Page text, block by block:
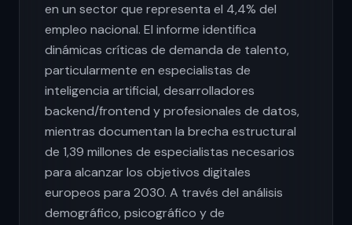
en un sector que representa el 4,4% del
empleo nacional. El informe identifica
dinámicas críticas de demanda de talento,
particularmente en especialistas de
inteligencia artificial, desarrolladores
backend/frontend y profesionales de datos,
mientras documentan la brecha estructural
de 1,39 millones de especialistas necesarios
para alcanzar los objetivos digitales
europeos para 2030. A través del análisis
demográfico, psicográfico y de